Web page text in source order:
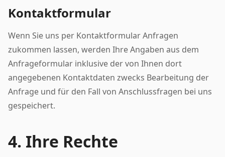
Kontaktformular
Wenn Sie uns per Kontaktformular Anfragen
zukommen lassen, werden Ihre Angaben aus dem
Anfrageformular inklusive der von Ihnen dort
angegebenen Kontaktdaten zwecks Bearbeitung der
Anfrage und für den Fall von Anschlussfragen bei uns
gespeichert.
4. Ihre Rechte